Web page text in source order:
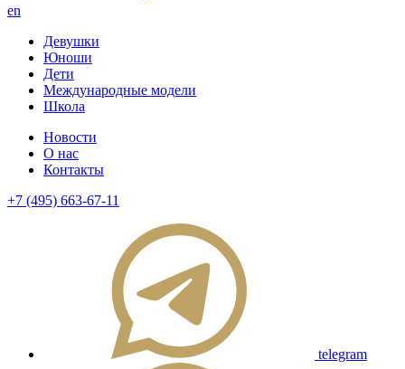
en
Девушки
Юноши
Дети
Международные модели
Школа
Новости
О нас
Контакты
+7 (495) 663-67-11
telegram